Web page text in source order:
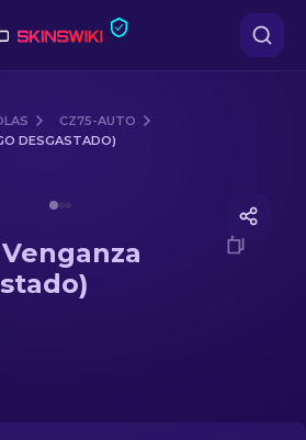
CZ75-AUTO
DESGASTADO)